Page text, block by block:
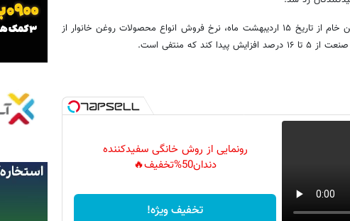
قرار بود به منظور جبران هزینه خرید روغن خام از تاریخ ۱۵ اردیبهشت ماه، نرخ فروش انواع محصولات روغن خانوار از
رونمایی از روش خانگی سفیدکننده
دندان50%تخفیف🔥
تخفیف ویژه!